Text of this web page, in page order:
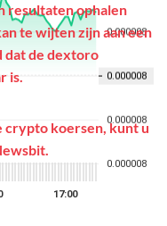
resultaten ophalen
te wijten zijn aan een
dat de dextoro
is.
crypto koersen, kunt u